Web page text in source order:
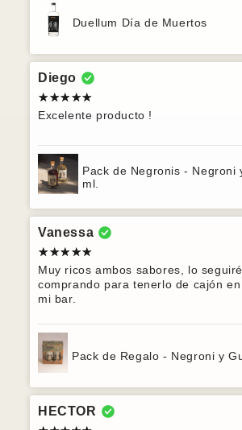
Duellum Día de Muertos
Diego
Excelente producto !
Pack de Negronis - Negroni
ml.
Vanessa
Muy ricos ambos sabores, lo seguiré
comprando para tenerlo de cajón en
mi bar.
Pack de Regalo - Negroni y
HECTOR